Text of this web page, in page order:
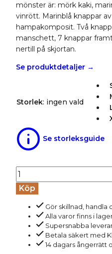
mönster är: mörk kaki,
vinrött. Marinblå knappar av
hampakomposit. Två
manschett, 7 knappar
nertill på skjortan.
Se produktdetaljer →
Storlek: ingen vald
Se storleksguide
Skjorta
LINAAS
linmix
rutig
marinblå
mängd
Köp
Gör skillnad, handla
Alla varor finns i
Supersnabba
Betala säkert med
14 dagars ångerrätt